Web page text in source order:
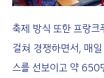
축제 방식 또한 프랑
걸쳐 경쟁하면서, 매
스를 선보이고 약 650